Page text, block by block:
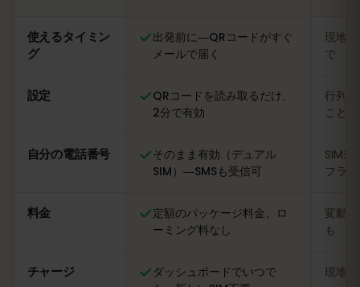
使えるタイミン
グ
出発前に―QRコードがすぐ
メールで届く
現地
で
設定
QRコードを読み取るだけ、
2分で有効
行列
ことも
自分の電話番号
そのまま有効（デュアル
SIM）―SMSも受信可
SIM
フラ
料金
定額のパッケージ料金、ロ
ーミング料なし
変動
も
チャージ
ダッシュボードでいつで
現地